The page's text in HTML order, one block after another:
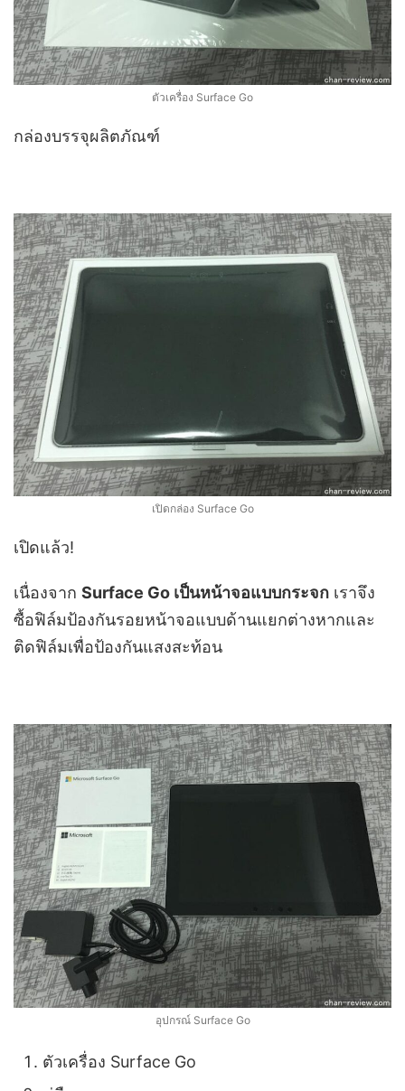
ตัวเครื่อง Surface Go
กล่องบรรจุผลิตภัณฑ์
เปิดกล่อง Surface Go
เปิดแล้ว!
เนื่องจาก Surface Go เป็นหน้าจอแบบกระจก เราจึง
ซื้อฟิล์มป้องกันรอยหน้าจอแบบด้านแยกต่างหากและ
ติดฟิล์มเพื่อป้องกันแสงสะท้อน
อุปกรณ์ Surface Go
ตัวเครื่อง Surface Go